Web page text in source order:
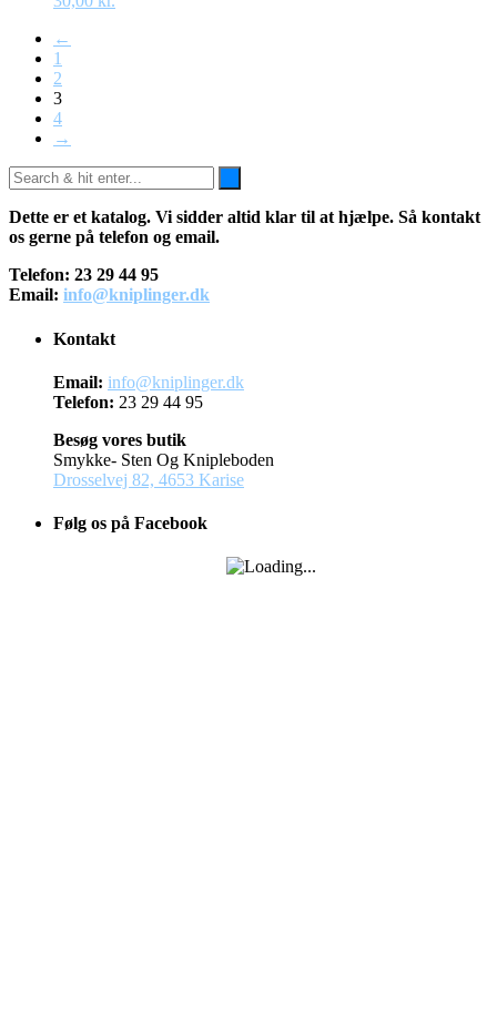
←
1
2
3
4
→
Dette er et katalog. Vi sidder altid klar til at hjælpe. Så kontakt
os gerne på telefon og email.
Telefon: 23 29 44 95
Email: info@kniplinger.dk
Kontakt
Email: info@kniplinger.dk
Telefon: 23 29 44 95
Besøg vores butik
Smykke- Sten Og Knipleboden
Drosselvej 82, 4653 Karise
Følg os på Facebook